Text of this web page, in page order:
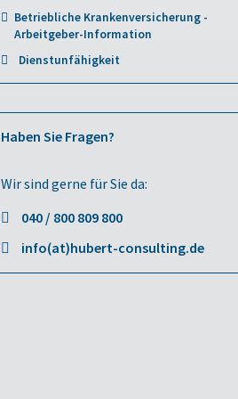
Betriebliche Krankenversicherung -
Arbeitgeber-Information
Dienstunfähigkeit
Haben Sie Fragen?
Wir sind gerne für Sie da:
040 / 800 809 800
info(at)hubert-consulting.de